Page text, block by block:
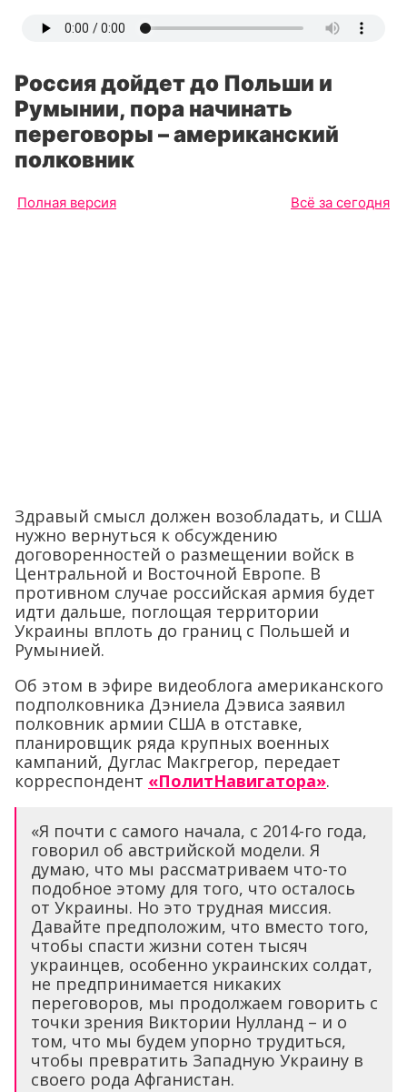
Россия дойдет до Польши и
Румынии, пора начинать
переговоры – американский
полковник
Полная версия Всё за сегодня
Здравый смысл должен возобладать, и США
нужно вернуться к обсуждению
договоренностей о размещении войск в
Центральной и Восточной Европе. В
противном случае российская армия будет
идти дальше, поглощая территории
Украины вплоть до границ с Польшей и
Румынией.
Об этом в эфире видеоблога американского
подполковника Дэниела Дэвиса заявил
полковник армии США в отставке,
планировщик ряда крупных военных
кампаний, Дуглас Макгрегор, передает
корреспондент «ПолитНавигатора».
«Я почти с самого начала, с 2014-го года,
говорил об австрийской модели. Я
думаю, что мы рассматриваем что-то
подобное этому для того, что осталось
от Украины. Но это трудная миссия.
Давайте предположим, что вместо того,
чтобы спасти жизни сотен тысяч
украинцев, особенно украинских солдат,
не предпринимается никаких
переговоров, мы продолжаем говорить с
точки зрения Виктории Нулланд – и о
том, что мы будем упорно трудиться,
чтобы превратить Западную Украину в
своего рода Афганистан.